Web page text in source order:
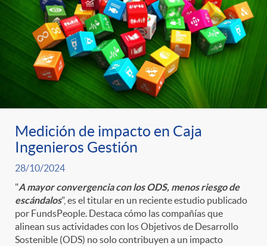
Medición de impacto en Caja
Ingenieros Gestión
28/10/2024
"A mayor convergencia con los ODS, menos riesgo de
escándalos", es el titular en un reciente estudio publicado
por FundsPeople. Destaca cómo las compañías que
alinean sus actividades con los Objetivos de Desarrollo
Sostenible (ODS) no solo contribuyen a un impacto